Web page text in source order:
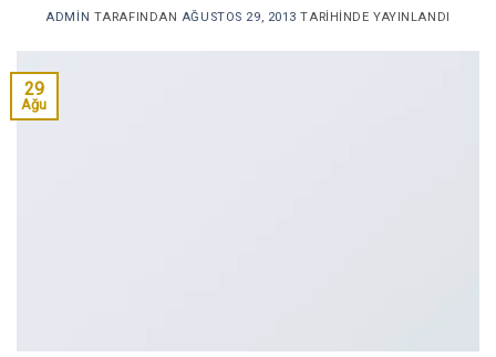
ADMIN TARAFINDAN AĞUSTOS 29, 2013 TARIHINDE YAYINLANDI
29
Ağu